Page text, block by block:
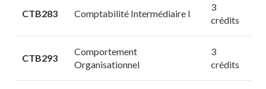
CTB283 Comptabilité Intermédiaire I
3
crédits
CTB293
Comportement
Organisationnel
3
crédits